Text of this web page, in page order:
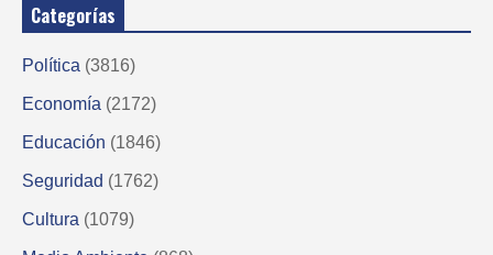
Categorías
Política (3816)
Economía (2172)
Educación (1846)
Seguridad (1762)
Cultura (1079)